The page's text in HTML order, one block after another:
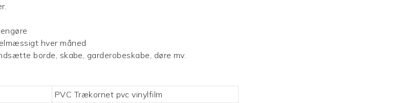
hver måned
borde, skabe, garderobeskabe, døre mv.
PVC Trækornet pvc vinylfilm